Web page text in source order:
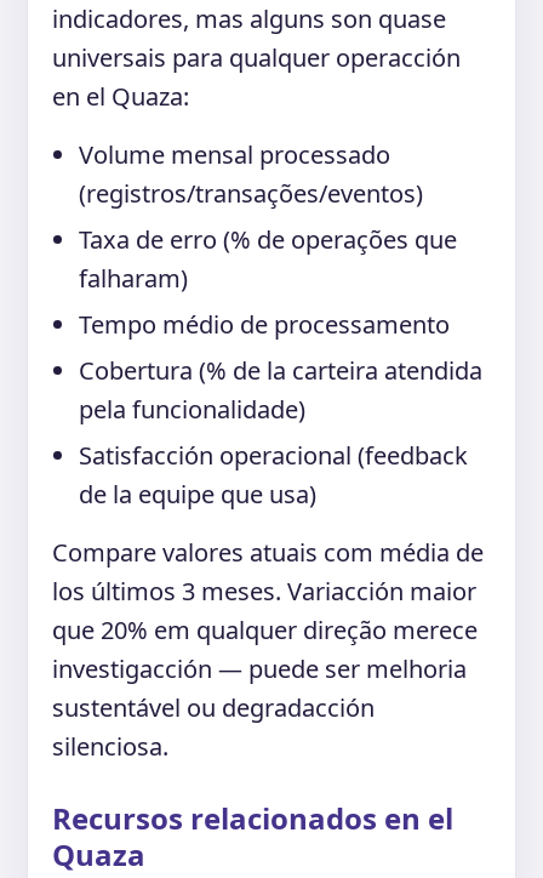
indicadores, mas alguns son quase
universais para qualquer operacción
en el Quaza:
Volume mensal processado
(registros/transações/eventos)
Taxa de erro (% de operações que
falharam)
Tempo médio de processamento
Cobertura (% de la carteira atendida
pela funcionalidade)
Satisfacción operacional (feedback
de la equipe que usa)
Compare valores atuais com média de
los últimos 3 meses. Variacción maior
que 20% em qualquer direção merece
investigacción — puede ser melhoria
sustentável ou degradacción
silenciosa.
Recursos relacionados en el
Quaza